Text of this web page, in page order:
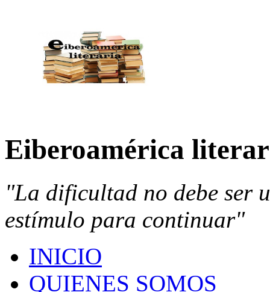
Eiberoamérica
"La dificultad no debe ser
estímulo para continuar"
INICIO
QUIENES SOMOS